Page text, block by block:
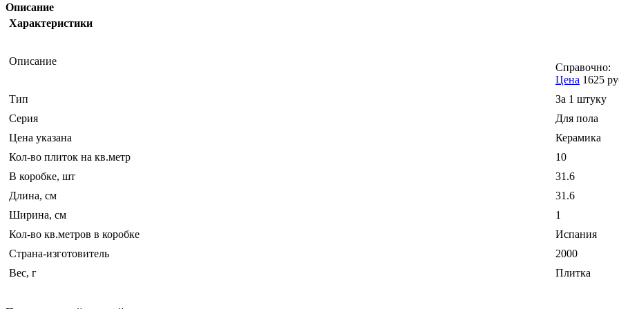
Описание
Характеристики
Описание
Справочно:
Цена 1625
Тип
За 1 штуку
Серия
Для пола
Цена указана
Керамика
Кол-во плиток на кв.метр
10
В коробке, шт
31.6
Длина, см
31.6
Ширина, см
1
Кол-во кв.метров в коробке
Испания
Страна-изготовитель
2000
Вес, г
Плитка